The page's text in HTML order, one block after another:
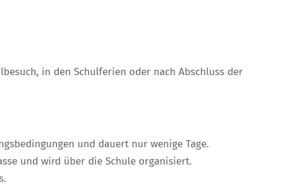
in den Schulferien oder nach Abschluss der
und dauert nur wenige Tage.
und wird über die Schule organisiert.